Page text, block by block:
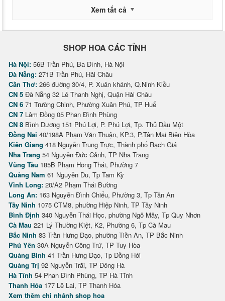
Xem tất cả
SHOP HOA CÁC TỈNH
Hà Nội: 56B Trần Phú, Ba Đình, Hà Nội
Đà Nẵng: 271B Trần Phú, Hải Châu
Cần Thơ: 266 đường 30/4, P. Xuân khánh, Q.Ninh Kiều
CN 5 Đà Nẵng 32 Lê Thanh Nghị, Quận Hải Châu
CN 6 71 Trường Chinh, Phường Xuân Phú, TP Huế
CN 7 Lâm Đồng 05 Phan Đình Phùng
CN 8 Bình Dương 151 Phú Lợi, P. Phú Lợi, Tp. Thủ Dầu Một
Đồng Nai 40/198A Phạm Văn Thuận, KP.3, P.Tân Mai Biên Hòa
Kiên Giang 418 Nguyễn Trung Trực, Thành phố Rạch Giá
Nha Trang 54 Nguyễn Đức Cảnh, TP Nha Trang
Vũng Tàu 185B Phạm Hồng Thái, Phường 7
Quảng Nam 61 Nguyễn Du, Tp Tam Kỳ
Vĩnh Long: 20/A2 Phạm Thái Bường
Long An: 163 Nguyễn Đình Chiểu, Phường 3, Tp Tân An
Tây Ninh 1075 CTM8, phường Hiệp Ninh, TP Tây Ninh
Bình Định 340 Nguyễn Thái Học, phường Ngô Mây, Tp Quy Nhơn
Cà Mau 221 Lý Thường Kiệt, K2, Phường 6, Tp Cà Mau
Bắc Ninh 83 Trần Hưng Đạo, phường Tiền An, TP Bắc Ninh
Phú Yên 30A Nguyễn Công Trứ, TP Tuy Hòa
Quảng Bình 41 Trần Hưng Đạo, Tp Đồng Hới
Quảng Trị 92 Nguyễn Trãi, TP Đông Hà
Hà Tĩnh 54 Phan Đình Phùng, TP Hà Tĩnh
Thanh Hóa 177 Lê Lai, TP Thanh Hóa
Xem thêm chi nhánh shop hoa